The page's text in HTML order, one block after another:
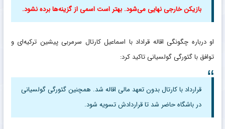
بازیکن خارجی نهایی می‌شود. بهتر است اسمی از گزینه‌ها برده نشود.
او درباره چگونگی اقاله قراداد با اسماعیل کارتال سرمربی پیشین ترکیه‌ای و
توافق با گئورگی گولسیانی تاکید کرد:
قرارداد با کارتال بدون تعهد مالی اقاله شد. همچنین گئورگی گولسیانی
در باشگاه حاضر شد تا قراردادش تسویه شود.